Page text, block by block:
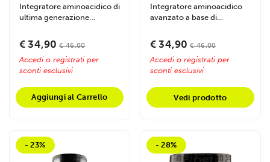
Integratore aminoacidico di
ultima generazione
liposomiale...
€ 34,90 € 46,00
Accedi o registrati per
sconti esclusivi
Aggiungi al Carrello
Integratore aminoacidico
avanzato a base di
forma peptidica...
€ 34,90 € 46,00
Accedi o registrati per
sconti esclusivi
Vedi prodotto
- 23% - 28%